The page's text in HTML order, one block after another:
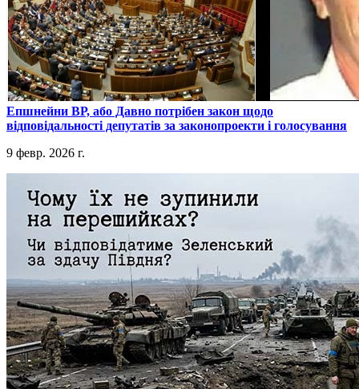
​Епшнейни ВР, або Давно потрібен закон щодо
відповідальності депутатів за законопроекти і голосування
9 февр. 2026 г.